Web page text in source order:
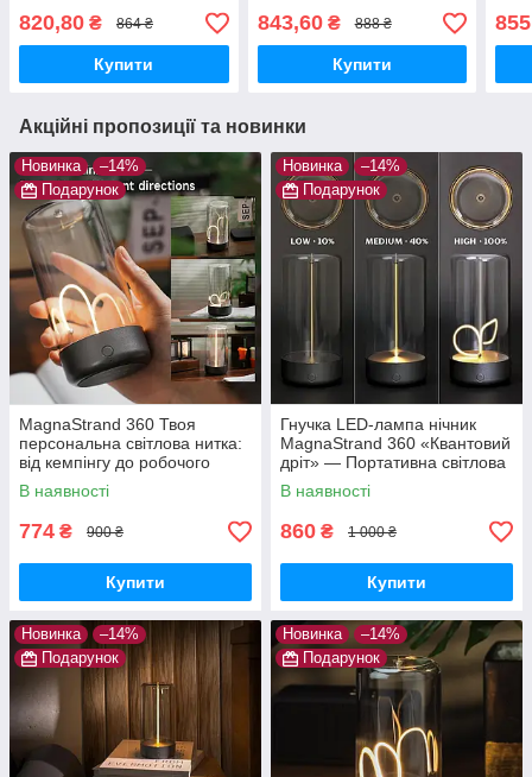
180LM
820,80 ₴ 864 ₴
Купити
843,60₴ 888 ₴
Купити
855
Акційні пропозиції та новинки
Новинка
–14%
Подарунок
MagnaStrand 360 Твоя
персональна світлова нитка:
від кемпінгу до робочого
столу
В наявності
774 ₴ 900 ₴
Купити
Новинка
–14%
Подарунок
Гнучка LED-лампа нічник
MagnaStrand 360 «Квантовий
дріт» — Портативна світлова
нитка Lumia Flex з магнітом
(Тепле світло)
В наявності
860 ₴ 1 000 ₴
Купити
Новинка
–14%
Подарунок
Новинка
–14%
Подарунок